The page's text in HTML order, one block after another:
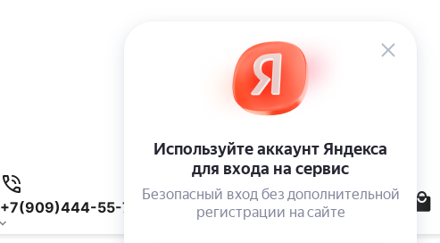
+7(909)444-55-78